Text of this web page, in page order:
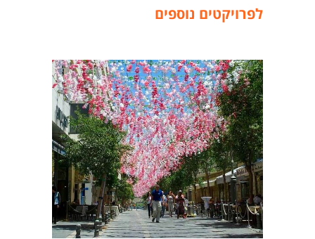
לפרויקטים נוספים